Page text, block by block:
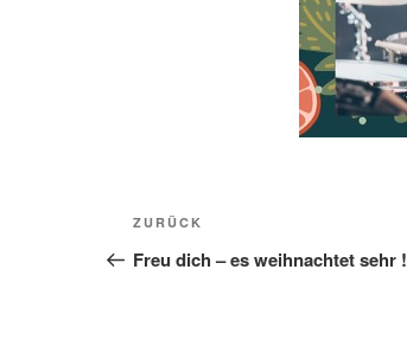
Beitragsnavigation
Vorheriger
Beitrag
ZURÜCK
Freu dich – es weihnachtet sehr !